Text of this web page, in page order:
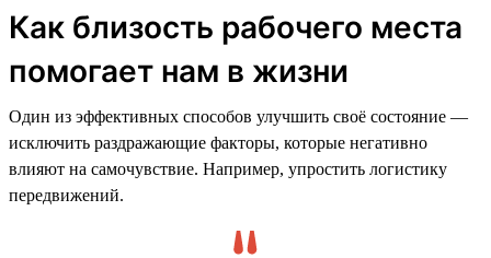
Как близость рабочего места
помогает нам в жизни
Один из эффективных способов улучшить своё состояние —
исключить раздражающие факторы, которые негативно
влияют на самочувствие. Например, упростить логистику
передвижений.